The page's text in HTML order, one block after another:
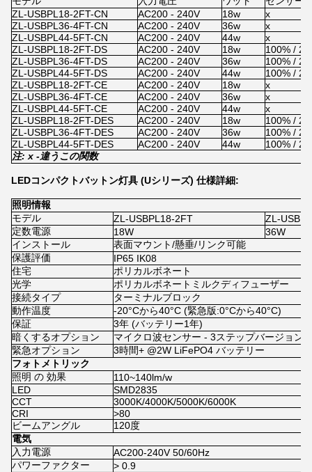
ZL-USBPL18-2FT-CN
AC200 - 240V 18w
x
ZL-USBPL36-4FT-CN
AC200 - 240V 36w
x
ZL-USBPL44-5FT-CN
AC200 - 240V 44w
x
ZL-USBPL18-2FT-DS
AC200 - 240V 18w
100% /
ZL-USBPL36-4FT-DS
AC200 - 240V 36w
100% /
ZL-USBPL44-5FT-DS
AC200 - 240V 44w
100% /
ZL-USBPL18-2FT-CE
AC200 - 240V 18w
x
ZL-USBPL36-4FT-CE
AC200 - 240V 36w
x
ZL-USBPL44-5FT-CE
AC200 - 240V 44w
x
ZL-USBPL18-2FT-DES
AC200 - 240V 18w
100% /
ZL-USBPL36-4FT-DES
AC200 - 240V 36w
100% /
ZL-USBPL44-5FT-DES
AC200 - 240V 44w
100% /
注: x -違う この関数
LEDコンパクトバットン灯具 (Uシリーズ) 仕様詳細:
照明情報
モデル
ZL-USBPL18-2FT
ZL-
定数電源
18W
36W
インストール
表面マウント/懸垂/リンク可能
保護評価
IP65 IK08
住宅
ポリカルボネート
光学
ポリカルボネートミルクディフューザー
接続タイプ
ターミナルブロック
動作温度
-20°Cから40°C (緊急版:0°Cから40°C)
保証
3年 (バッテリー1年)
暗くするオプション
マイクロ波センサー - 3ステップバージョン
緊急オプション
3時間+ @2W LiFePO4 バッテリー
フォトメトリック
照明 の 効果
110~140lm/w
LED
SMD2835
CCT
3000K/4000K/5000K/6000K
CRI
>80
ビームアングル
120度
電気
入力電源
AC200-240V 50/60Hz
パワーファクター
> 0.9